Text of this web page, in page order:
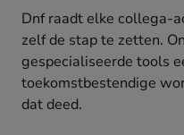
Dnf raadt elke collega-
zelf de stap te zetten.
gespecialiseerde tools
toekomstbestendige
dat deed.